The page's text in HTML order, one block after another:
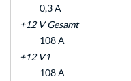
0,3 A
+12 V Gesamt
108 A
+12 V1
108 A